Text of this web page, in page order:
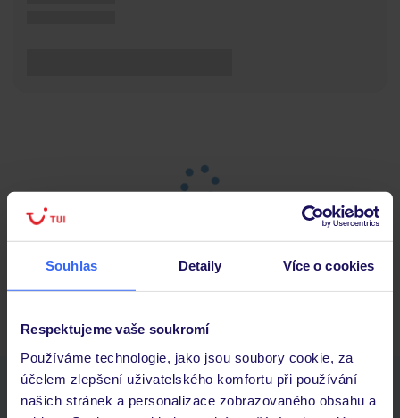
Souhlas Detaily Více o cookies
Respektujeme vaše soukromí
Používáme technologie, jako jsou soubory cookie, za
účelem zlepšení uživatelského komfortu při používání
našich stránek a personalizace zobrazovaného obsahu a
Hlavní strana Dovolená
Stáhněte si bezplatnou aplikaci TUI
rychlé vyhledávání a prohlížení nabídek